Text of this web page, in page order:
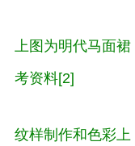
上图为明代马面
考资料[2]
纹样制作和色彩